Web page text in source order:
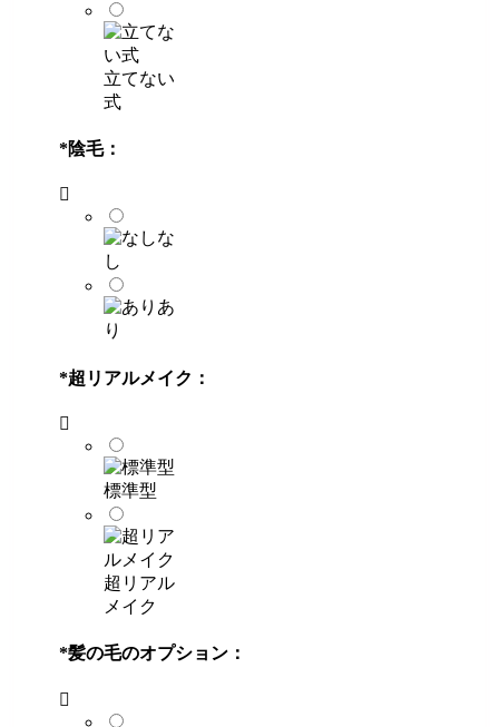
立てない
式
*陰毛：
な
し
あ
り
*超リアルメイク：
標準型
超リアル
メイク
*髪の毛のオプション：